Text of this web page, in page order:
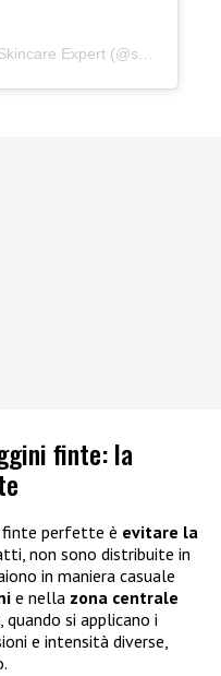
finte: la
finte perfette è evitare la
non sono distribuite in
in maniera casuale
e nella zona centrale
si applicano i
e intensità diverse,